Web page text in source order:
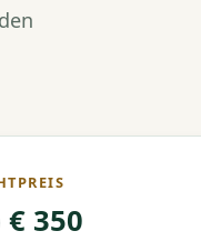
€ 350